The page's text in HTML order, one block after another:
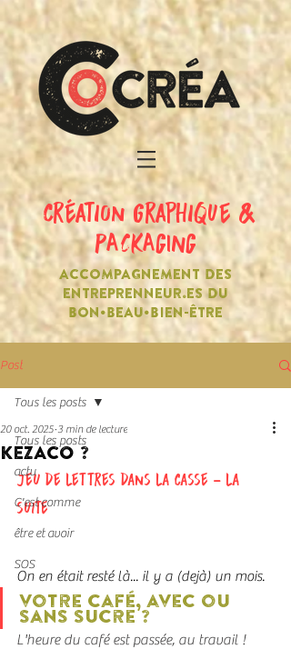
création graphique &
PACKAGING
ACCOMPAGNEMENT DES
ENTREPRENNEUR.ES DU
BON•BEAU•BIEN-ÊTRE
Post
Tous les posts
actu
C'est comme
être et avoir
SOS
Tous les posts
KEZACO ?
20 oct. 2025 3 min de lecture
jeu de lettres dans la casse - la
suite
On en était resté là... il y a (dejà) un mois.
votre café, avec ou
sans sucre ?
L'heure du café est passée, au travail !